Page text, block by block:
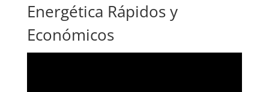
Energética Rápidos y
Económicos